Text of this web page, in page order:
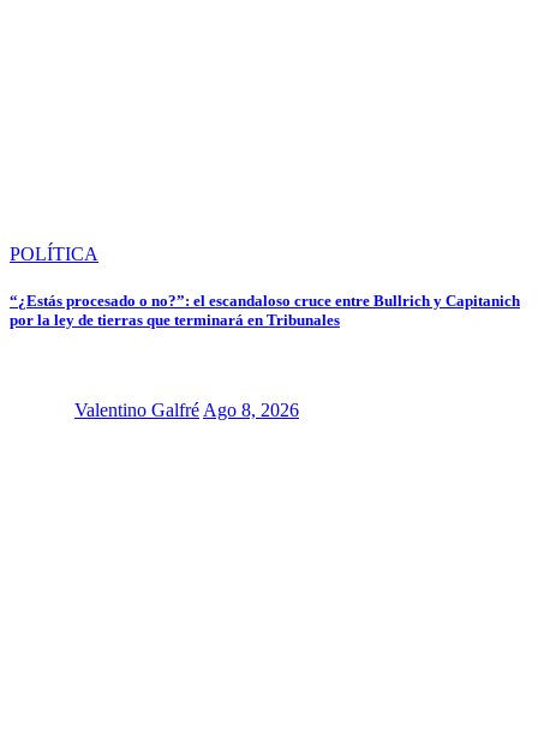
POLÍTICA
“¿Estás procesado o no?”: el escandaloso cruce entre Bullrich y Capitanich
por la ley de tierras que terminará en Tribunales
Valentino Galfré Ago 8, 2026